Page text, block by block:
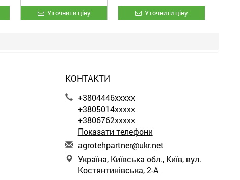
Уточнити ціну Уточнити ціну
КОНТАКТИ
+3804446xxxxx
+3805014xxxxx
+3806762xxxxx
Показати телефони
agrotehpartner@ukr.net
Україна, Київська обл., Київ, вул.
Костянтинівська, 2-А